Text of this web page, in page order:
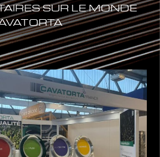
SUR LE MONDE